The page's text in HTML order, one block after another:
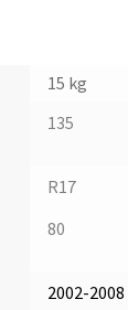
15 kg
135
R17
80
2002-2008